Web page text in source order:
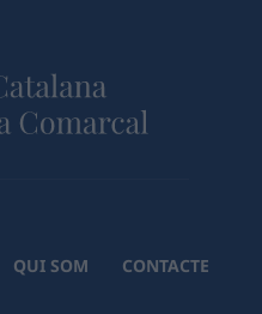
QUI SOM
CONTACTE